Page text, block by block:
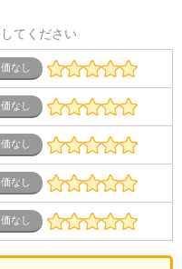
てください